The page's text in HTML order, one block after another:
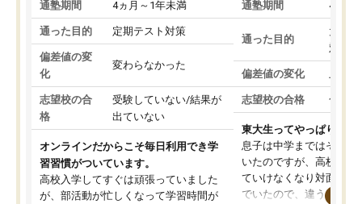
通塾期間 4ヵ月～1年未満
通った目的 定期テスト対策
偏差値の変
化
変わらなかった
志望校の合
格
受験していない/結果が
出ていない
オンラインだからこそ毎日利用でき学
習習慣がついています。
高校入学してすぐは頑張っていました
が、部活動が忙しくなって学習時間が
通塾期間 4ヵ月
通った目的
大学
対策
偏差値の変化
志望校の合格 合格
東大生ってやっぱりすご
息子は中学まではそこそ
いたのですが、高校に入
ていけなくなり対面の塾
でいたので、違うアプロ